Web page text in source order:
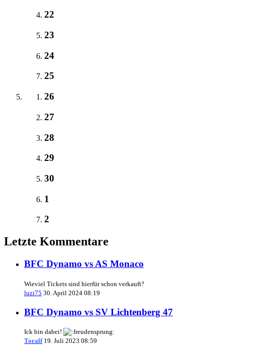
22
23
24
25
26
27
28
29
30
1
2
Letzte Kommentare
BFC Dynamo vs AS Monaco
Wieviel Tickets sind hierfür schon verkauft?
luzi75 30. April 2024 08:19
BFC Dynamo vs SV Lichtenberg 47
Ick bin dabei!
Toralf 19. Juli 2023 08:59